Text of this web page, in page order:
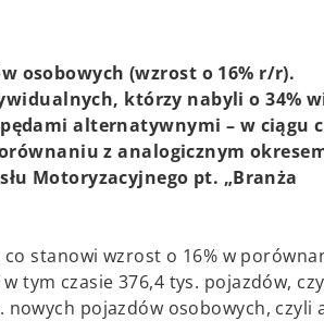
osobowych (wzrost o 16% r/r).
którzy nabyli o 34%
alternatywnymi – w ciągu
z analogicznym
Motoryzacyjnego pt. „Branża
stanowi wzrost o 16% w
tym czasie 376,4 tys. pojazdów,
pojazdów osobowych, czyli